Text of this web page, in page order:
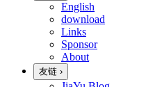
English
download
Links
Sponsor
About
友链 ›